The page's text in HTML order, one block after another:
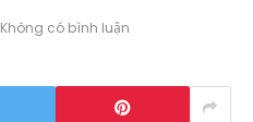
Không có bình luận